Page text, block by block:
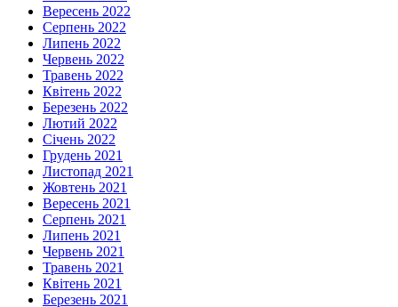
Вересень 2022
Серпень 2022
Липень 2022
Червень 2022
Травень 2022
Квітень 2022
Березень 2022
Лютий 2022
Січень 2022
Грудень 2021
Листопад 2021
Жовтень 2021
Вересень 2021
Серпень 2021
Липень 2021
Червень 2021
Травень 2021
Квітень 2021
Березень 2021